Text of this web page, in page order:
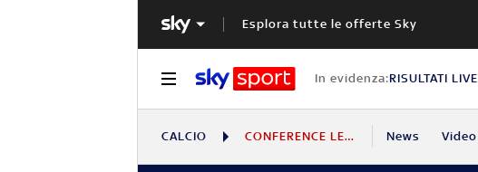
Esplora tutte le offerte Sky
In evidenza:RISULTATI LIVE
CALCIO CONFERENCE LEAGUE News Video